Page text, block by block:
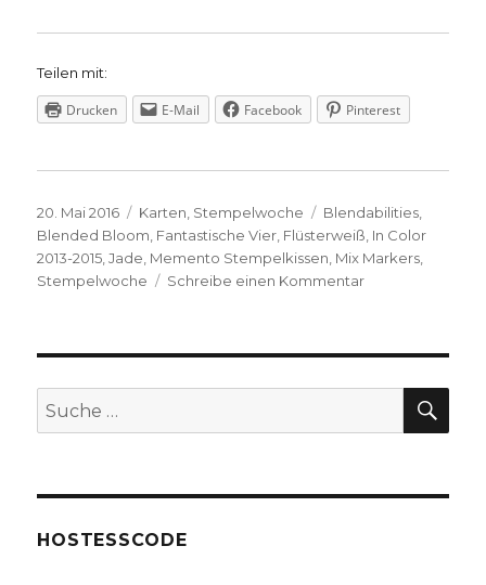
Teilen mit:
Drucken E-Mail Facebook Pinterest
Veröffentlicht
am
20. Mai 2016 Kategorien
Karten, Stempelwoche Schlagwörter
Blendabilities,
Blended Bloom, Fantastische Vier, Flüsterweiß, In Color
2013-2015,Jade, Memento Stempelkissen, Mix Markers,
Stempelwoche
Schreibe einen Kommentarzu
–
bist…
Suche
nach:
HOSTESSCODE